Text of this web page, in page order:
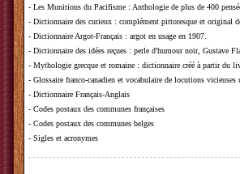
- Les Munitions du Pacifisme : Anthologie de plus de 400
- Dictionnaire des curieux : complément pittoresque et original
- Dictionnaire Argot-Français : argot en usage en 1907.
- Dictionnaire des idées reçues : perle d'humour noir, Gustave
- Mythologie grecque et romaine : dictionnaire créé à partir du
- Glossaire franco-canadien et vocabulaire de locutions vicieuses
- Dictionnaire Français-Anglais
- Codes postaux des communes françaises
- Codes postaux des communes belges
- Sigles et acronymes